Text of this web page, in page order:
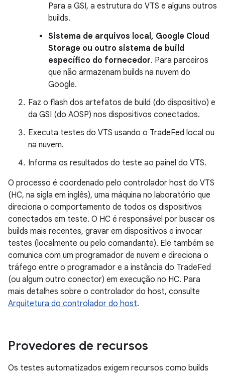
Para a GSI, a estrutura do VTS e alguns outros
builds.
Sistema de arquivos local, Google Cloud
Storage ou outro sistema de build
específico do fornecedor. Para parceiros
que não armazenam builds na nuvem do
Google.
Faz o flash dos artefatos de build (do dispositivo) e
da GSI (do AOSP) nos dispositivos conectados.
Executa testes do VTS usando o TradeFed local ou
na nuvem.
Informa os resultados do teste ao painel do VTS.
O processo é coordenado pelo controlador host do VTS
(HC, na sigla em inglês), uma máquina no laboratório que
direciona o comportamento de todos os dispositivos
conectados em teste. O HC é responsável por buscar os
builds mais recentes, gravar em dispositivos e invocar
testes (localmente ou pelo comandante). Ele também se
comunica com um programador de nuvem e direciona o
tráfego entre o programador e a instância do TradeFed
(ou algum outro conector) em execução no HC. Para
mais detalhes sobre o controlador do host, consulte
Arquitetura do controlador do host.
Provedores de recursos
Os testes automatizados exigem recursos como builds